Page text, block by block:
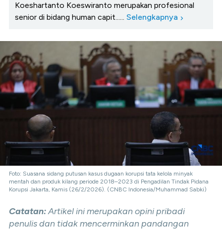
Koeshartanto Koeswiranto merupakan profesional
senior di bidang human capit...... Selengkapnya
Foto: Suasana sidang putusan kasus dugaan korupsi tata kelola minyak
mentah dan produk kilang periode 2018–2023 di Pengadilan Tindak Pidana
Korupsi Jakarta, Kamis (26/2/2026). (CNBC Indonesia/Muhammad Sabki)
Catatan:Artikel ini merupakan opini pribadi
penulis dan tidak mencerminkan pandangan